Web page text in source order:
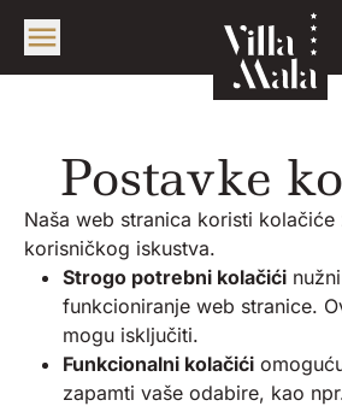
Postavke
Naša web stranica koristi
korisničkog iskustva.
Strogo potrebni kolačići
funkcioniranje web stranice.
mogu isključiti.
Funkcionalni kolačići
zapamti vaše odabire, kao